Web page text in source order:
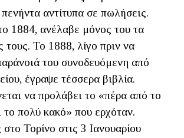
αντίτυπα σε πωλήσεις.
1884, ανέλαβε μόνος του τα
τους. Το 1888, λίγο πριν να
του συνοδευόμενη από
έγραψε τέσσερα βιβλία.
να προλάβει το «πέρα από το
το πολύ κακό» που ερχόταν.
Τορίνο στις 3 Ιανουαρίου